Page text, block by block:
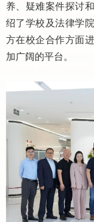
养、疑难案件探讨
绍了学校及法律学
方在校企合作方面
加广阔的平台。